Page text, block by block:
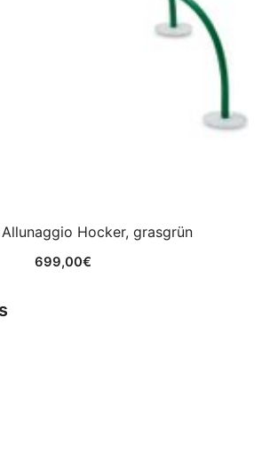
Hocker, grasgrün
699,00€